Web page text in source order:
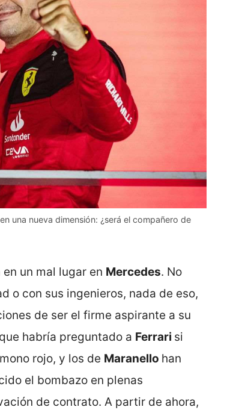
una nueva dimensión: ¿será el compañero de
en un mal lugar en Mercedes. No
o con sus ingenieros, nada de eso,
de ser el firme aspirante a su
habría preguntado a Ferrari si
rojo, y los de Maranello han
el bombazo en plenas
de contrato. A partir de ahora,